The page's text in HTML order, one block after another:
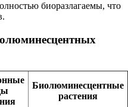
биоразлагаемы, что
Биолюминесцентные
растения